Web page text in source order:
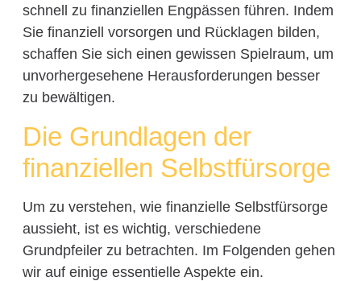
schnell zu finanziellen Engpässen führen. Indem
Sie finanziell vorsorgen und Rücklagen bilden,
schaffen Sie sich einen gewissen Spielraum, um
unvorhergesehene Herausforderungen besser
zu bewältigen.
Die Grundlagen der
finanziellen Selbstfürsorge
Um zu verstehen, wie finanzielle Selbstfürsorge
aussieht, ist es wichtig, verschiedene
Grundpfeiler zu betrachten. Im Folgenden gehen
wir auf einige essentielle Aspekte ein.